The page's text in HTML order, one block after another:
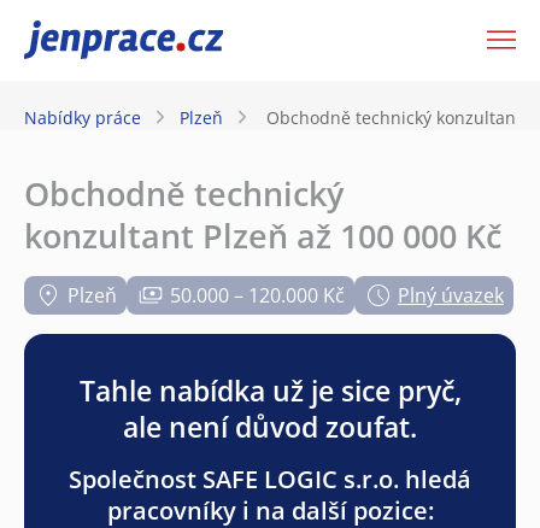
JenPráce.cz
Nabídky práce Plzeň Obchodně technický konzultant
Obchodně technický
konzultant Plzeň až 100 000 Kč
Plzeň 50.000 – 120.000 Kč Plný úvazek
Tahle nabídka už je sice pryč,
ale není důvod zoufat.
Společnost SAFE LOGIC s.r.o. hledá
pracovníky i na další pozice: